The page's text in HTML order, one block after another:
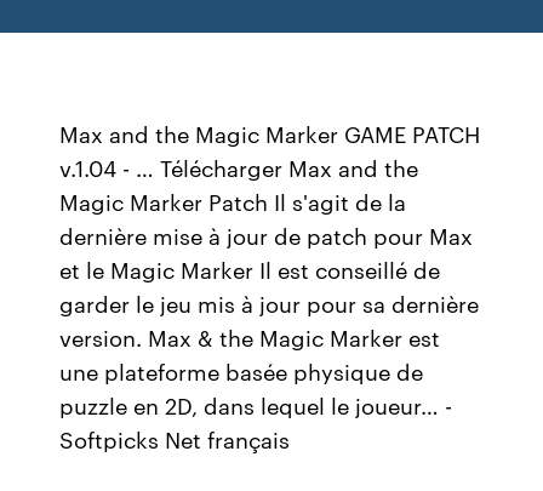
Max and the Magic Marker GAME PATCH
v.1.04 - … Télécharger Max and the
Magic Marker Patch Il s'agit de la
dernière mise à jour de patch pour Max
et le Magic Marker Il est conseillé de
garder le jeu mis à jour pour sa dernière
version. Max & the Magic Marker est
une plateforme basée physique de
puzzle en 2D, dans lequel le joueur… -
Softpicks Net français